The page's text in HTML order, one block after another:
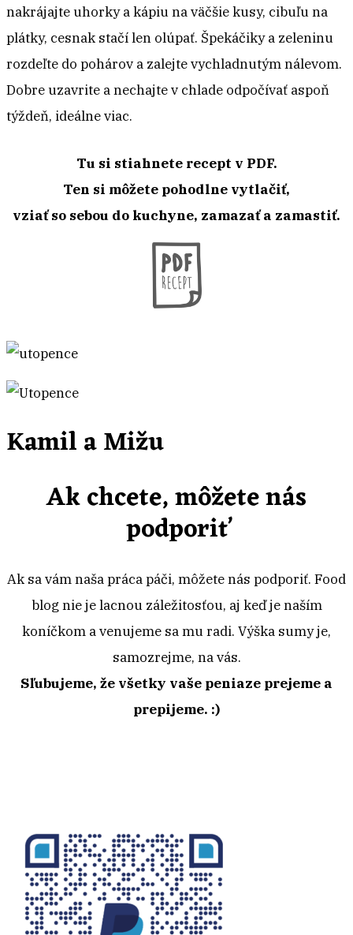
nakrájajte uhorky a kápiu na väčšie kusy, cibuľu na
plátky, cesnak stačí len olúpať. Špekáčiky a zeleninu
rozdeľte do pohárov a zalejte vychladnutým nálevom.
Dobre uzavrite a nechajte v chlade odpočívať aspoň
týždeň, ideálne viac.
Tu si stiahnete recept v PDF.
Ten si môžete pohodlne vytlačiť,
vziať so sebou do kuchyne, zamazať a zamastiť.
Kamil a Mižu
Ak chcete, môžete nás
podporiť
Ak sa vám naša práca páči, môžete nás podporiť. Food
blog nie je lacnou záležitosťou, aj keď je naším
koníčkom a venujeme sa mu radi. Výška sumy je,
samozrejme, na vás.
Sľubujeme, že všetky vaše peniaze prejeme a
prepijeme. :)